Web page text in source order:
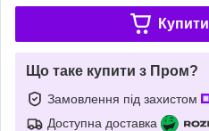
Що таке купити з Пром?
Замовлення під захистом
Доступна доставка